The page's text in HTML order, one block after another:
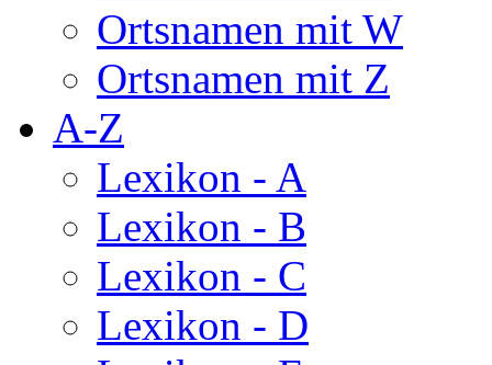
Ortsnamen mit W
Ortsnamen mit Z
A-Z
Lexikon - A
Lexikon - B
Lexikon - C
Lexikon - D